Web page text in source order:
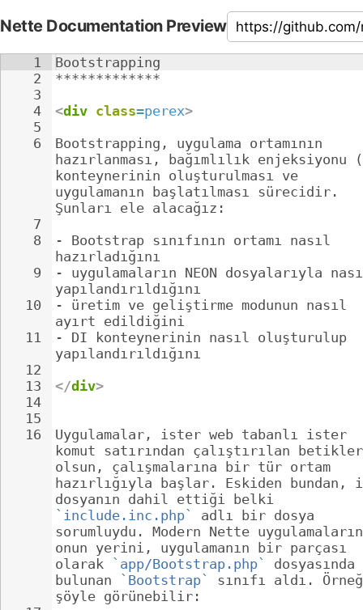
Nette Documentation Preview
1
2
3
4
5
6
7
8
9
10
11
12
13
14
15
16
Bootstrapping
*************
<div class=perex>
Bootstrapping, uygulama ortamının
hazırlanması, bağımlılık
konteynerinin oluşturulması ve
uygulamanın başlatılması sürecidir.
Şunları ele alacağız:
- Bootstrap sınıfının ortamı nasıl
hazırladığını
- uygulamaların NEON dosyalarıyla
yapılandırıldığını
- üretim ve geliştirme modunun nasıl
ayırt edildiğini
- DI konteynerinin nasıl oluşturulup
yapılandırıldığını
</div>
Uygulamalar, ister web tabanlı ister
komut satırından çalıştırılan
olsun, çalışmalarına bir tür ortam
hazırlığıyla başlar. Eskiden
dosyanın dahil ettiği belki
`include.inc.php`
adlı bir dosya
sorumluydu. Modern Nette
onun yerini, uygulamanın bir parçası
olarak
`app/Bootstrap.php`
dosyasında
bulunan
`Bootstrap`
sınıfı aldı.
şöyle görünebilir: